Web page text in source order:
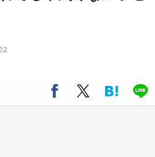
ダークネスが栃木県を征服！？ 県
画で「聖地」が生産されてます
」も【8／1～10／26】